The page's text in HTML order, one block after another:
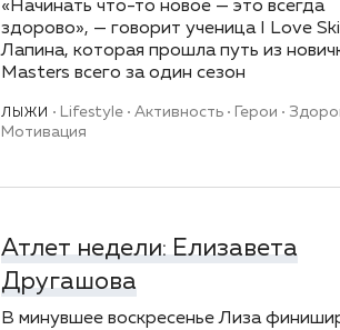
«Начинать что-то новое — это всегда
здорово», — говорит ученица I Love
Лапина, которая прошла путь из
Masters всего за один сезон
ЛЫЖИ Lifestyle Активность Герои
Мотивация
Атлет недели: Елизавета
Другашова
В минувшее воскресенье Лиза